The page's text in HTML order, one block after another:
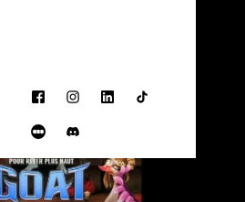
FacebookInstagram
LinkedInTikTok
Letterboxd
Discord